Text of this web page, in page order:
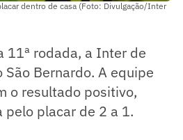
dentro de casa (Foto: Divulgação/Inter
11ª rodada, a Inter de
Bernardo. A equipe
o resultado positivo,
placar de 2 a 1.